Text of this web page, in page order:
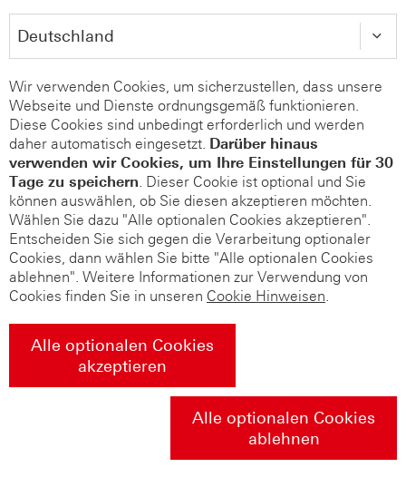
Wir verwenden Cookies, um sicherzustellen, dass unsere
Webseite und Dienste ordnungsgemäß funktionieren.
Diese Cookies sind unbedingt erforderlich und werden
daher automatisch eingesetzt. Darüber hinaus
verwenden wir Cookies, um Ihre Einstellungen für 30
Tage zu speichern. Dieser Cookie ist optional und Sie
können auswählen, ob Sie diesen akzeptieren möchten.
Wählen Sie dazu "Alle optionalen Cookies akzeptieren".
Entscheiden Sie sich gegen die Verarbeitung optionaler
Cookies, dann wählen Sie bitte "Alle optionalen Cookies
ablehnen". Weitere Informationen zur Verwendung von
Cookies finden Sie in unseren Cookie Hinweisen.
Alle optionalen Cookies
akzeptieren
Alle optionalen Cookies
ablehnen